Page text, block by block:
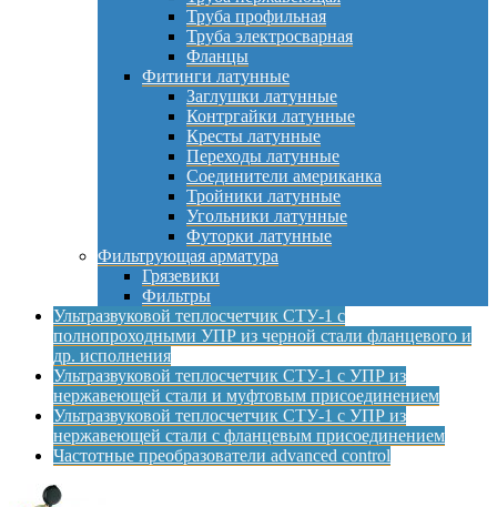
Труба профильная
Труба электросварная
Фланцы
Фитинги латунные
Заглушки латунные
Контргайки латунные
Кресты латунные
Переходы латунные
Соединители американка
Тройники латунные
Угольники латунные
Футорки латунные
Фильтрующая арматура
Грязевики
Фильтры
Ультразвуковой теплосчетчик СТУ-1 с
полнопроходными УПР из черной стали фланцевого и
др. исполнения
Ультразвуковой теплосчетчик СТУ-1 с УПР из
нержавеющей стали и муфтовым присоединением
Ультразвуковой теплосчетчик СТУ-1 с УПР из
нержавеющей стали с фланцевым присоединением
Частотные преобразователи advanced control